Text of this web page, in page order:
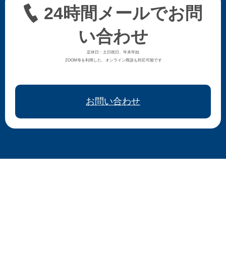
24時間メールでお問
い合わせ
定休日：土日祝日、年末年始
ZOOM等を利用した、オンライン商談も対応可能です
お問い合わせ